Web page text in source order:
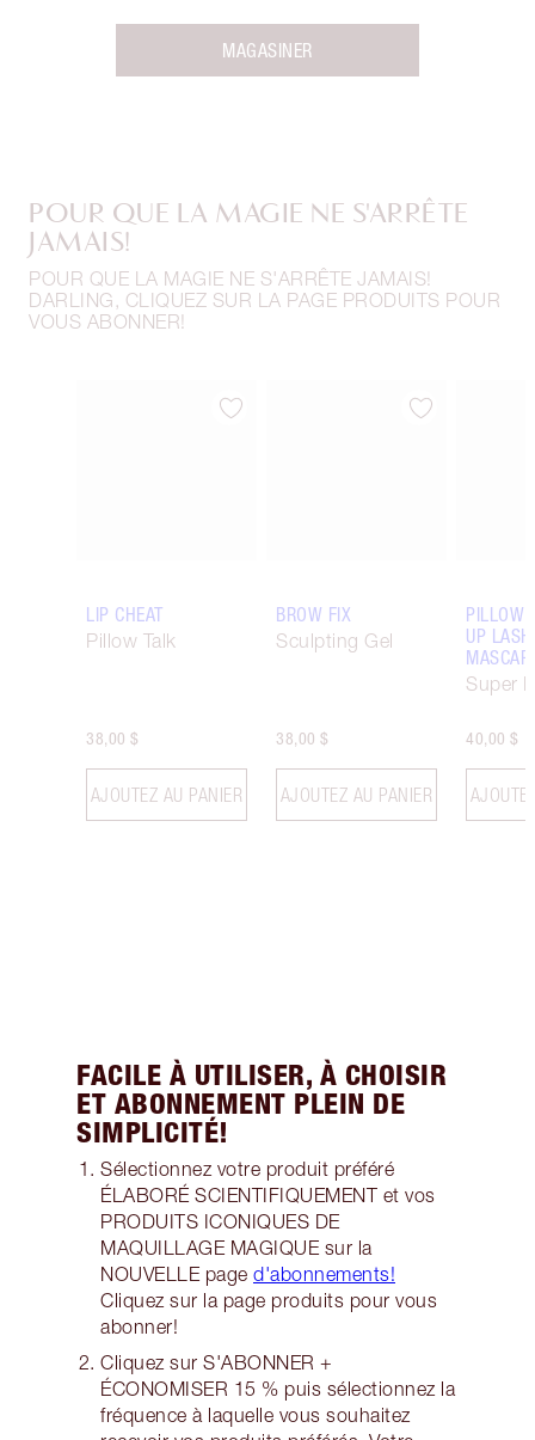
MAGASINER
POUR QUE LA MAGIE NE S'ARRÊTE
JAMAIS!
POUR QUE LA MAGIE NE S'ARRÊTE JAMAIS!
DARLING, CLIQUEZ SUR LA PAGE PRODUITS POUR
VOUS ABONNER!
Article 1 sur 6
LIP CHEAT
Pillow Talk
38,00 $
AJOUTEZ AU PANIER
Article 2 sur 6
BROW FIX
Sculpting Gel
38,00 $
AJOUTEZ AU PANIER
PILLOW
UP
Super
40,00 $
FACILE À UTILISER, À CHOISIR
ET ABONNEMENT PLEIN DE
SIMPLICITÉ!
Sélectionnez votre produit préféré
ÉLABORÉ SCIENTIFIQUEMENT et vos
PRODUITS ICONIQUES DE
MAQUILLAGE MAGIQUE sur la
NOUVELLE page d'abonnements!
Cliquez sur la page produits pour vous
abonner!
Cliquez sur S'ABONNER +
ÉCONOMISER 15 % puis sélectionnez la
fréquence à laquelle vous souhaitez